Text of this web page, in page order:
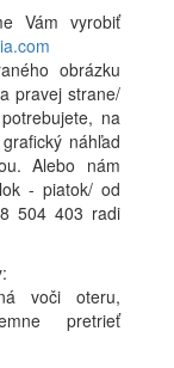
Vám vyrobiť
obrázku
pravej strane/
na
náhľad
Alebo nám
- piatok/ od
504 403 radi
voči oteru,
pretrieť